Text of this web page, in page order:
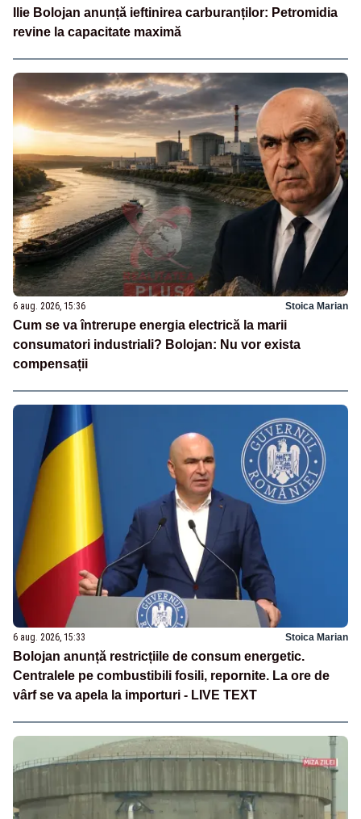
Ilie Bolojan anunță ieftinirea carburanților: Petromidia
revine la capacitate maximă
6 aug. 2026, 15:36 Stoica Marian
Cum se va întrerupe energia electrică la marii
consumatori industriali? Bolojan: Nu vor exista
compensații
6 aug. 2026, 15:33 Stoica Marian
Bolojan anunță restricțiile de consum energetic.
Centralele pe combustibili fosili, repornite. La ore de
vârf se va apela la importuri - LIVE TEXT